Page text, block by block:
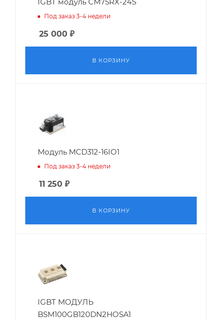
IGBT модуль CM75RX-24S
Под заказ 3-4 недели
25 000 ₽
В КОРЗИНУ
Модуль MCD312-16IO1
Под заказ 3-4 недели
11 250 ₽
В КОРЗИНУ
IGBT МОДУЛЬ
BSM100GB120DN2HOSA1